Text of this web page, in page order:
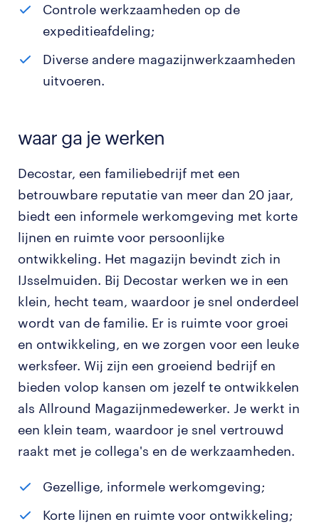
Controle werkzaamheden op de
expeditieafdeling;
Diverse andere magazijnwerkzaamheden
uitvoeren.
waar ga je werken
Decostar, een familiebedrijf met een
betrouwbare reputatie van meer dan 20 jaar,
biedt een informele werkomgeving met korte
lijnen en ruimte voor persoonlijke
ontwikkeling. Het magazijn bevindt zich in
IJsselmuiden. Bij Decostar werken we in een
klein, hecht team, waardoor je snel onderdeel
wordt van de familie. Er is ruimte voor groei
en ontwikkeling, en we zorgen voor een leuke
werksfeer. Wij zijn een groeiend bedrijf en
bieden volop kansen om jezelf te ontwikkelen
als Allround Magazijnmedewerker. Je werkt in
een klein team, waardoor je snel vertrouwd
raakt met je collega's en de werkzaamheden.
Gezellige, informele werkomgeving;
Korte lijnen en ruimte voor ontwikkeling;